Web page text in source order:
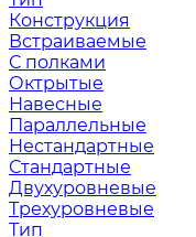
Конструкция
Встраиваемые
С полками
Октрытые
Навесные
Параллельные
Нестандартные
Стандартные
Двухуровневые
Трехуровневые
Тип